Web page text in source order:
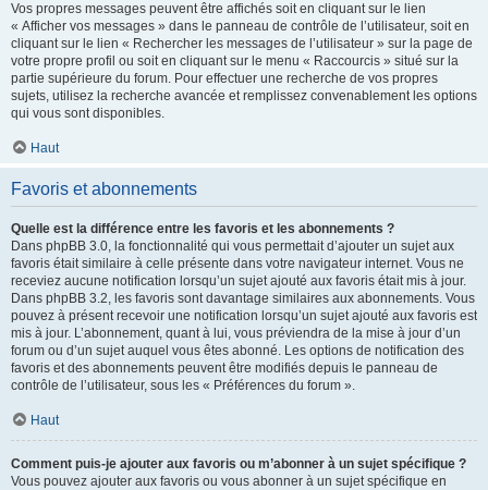
Vos propres messages peuvent être affichés soit en cliquant sur le lien
« Afficher vos messages » dans le panneau de contrôle de l’utilisateur, soit en
cliquant sur le lien « Rechercher les messages de l’utilisateur » sur la page de
votre propre profil ou soit en cliquant sur le menu « Raccourcis » situé sur la
partie supérieure du forum. Pour effectuer une recherche de vos propres
sujets, utilisez la recherche avancée et remplissez convenablement les options
qui vous sont disponibles.
Haut
Favoris et abonnements
Quelle est la différence entre les favoris et les abonnements ?
Dans phpBB 3.0, la fonctionnalité qui vous permettait d’ajouter un sujet aux
favoris était similaire à celle présente dans votre navigateur internet. Vous ne
receviez aucune notification lorsqu’un sujet ajouté aux favoris était mis à jour.
Dans phpBB 3.2, les favoris sont davantage similaires aux abonnements. Vous
pouvez à présent recevoir une notification lorsqu’un sujet ajouté aux favoris est
mis à jour. L’abonnement, quant à lui, vous préviendra de la mise à jour d’un
forum ou d’un sujet auquel vous êtes abonné. Les options de notification des
favoris et des abonnements peuvent être modifiés depuis le panneau de
contrôle de l’utilisateur, sous les « Préférences du forum ».
Haut
Comment puis-je ajouter aux favoris ou m’abonner à un sujet spécifique ?
Vous pouvez ajouter aux favoris ou vous abonner à un sujet spécifique en